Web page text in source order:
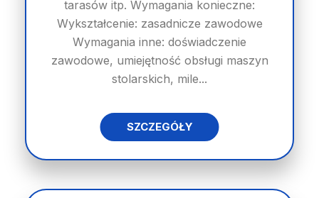
tarasów itp. Wymagania konieczne:
Wykształcenie: zasadnicze zawodowe
Wymagania inne: doświadczenie
zawodowe, umiejętność obsługi maszyn
stolarskich, mile...
SZCZEGÓŁY